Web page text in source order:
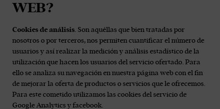
WEB?
Cookies de análisis. Son aquéllas que bien tratadas por
nosotros o por terceros, nos permiten cuantificar el número de
usuarios y así realizar la medición y análisis estadístico de la
utilización que hacen los usuarios del servicio ofertado. Para
ello se analiza su navegación en nuestra página web con el fin
de mejorar la oferta de productos o servicios que le ofrecemos.
Para este cometido utilizamos las cookies del servicio de
Google Analytics y facebook.